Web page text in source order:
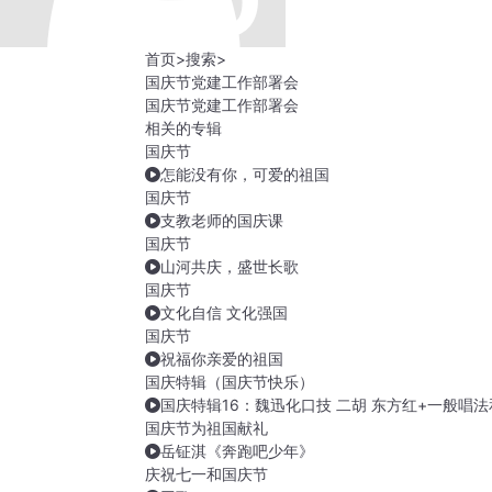
首页>搜索>
国庆节党建工作部署会
国庆节党建工作部署会
相关的专辑
国庆节
怎能没有你，可爱的祖国
国庆节
支教老师的国庆课
国庆节
山河共庆，盛世长歌
国庆节
文化自信 文化强国
国庆节
祝福你亲爱的祖国
国庆特辑（国庆节快乐）
国庆特辑16：魏迅化口技 二胡 东方红+一般唱
国庆节为祖国献礼
岳钲淇《奔跑吧少年》
庆祝七一和国庆节